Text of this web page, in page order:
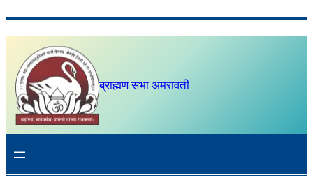
content
ब्राह्मण सभा अमरावती